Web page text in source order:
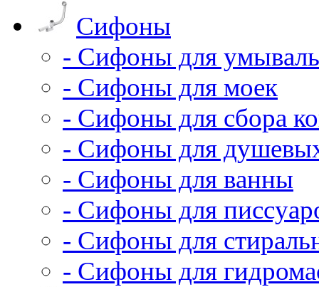
Сифоны
- Сифоны для
- Сифоны для моек
- Сифоны для сбора
- Сифоны для
- Сифоны для ванны
- Сифоны для
- Сифоны для
- Сифоны для